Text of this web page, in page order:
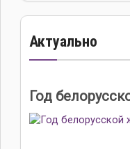
Актуально
Год